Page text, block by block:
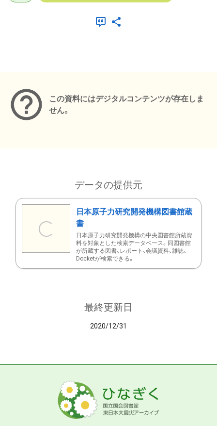
この資料にはデジタルコンテンツが存在しま
せん。
データの提供元
日本原子力研究開発機構図書館蔵
書
日本原子力研究開発機構の中央図書館所蔵資
料を対象とした検索データベース。同図書館
が所蔵する図書、レポート、会議資料、雑誌、
Docketが検索できる。
最終更新日
2020/12/31